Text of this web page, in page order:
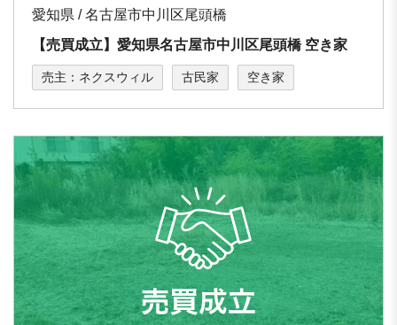
愛知県 / 名古屋市中川区尾頭橋
【売買成立】愛知県名古屋市中川区尾頭橋 空き家
売主：ネクスウィル 古民家 空き家